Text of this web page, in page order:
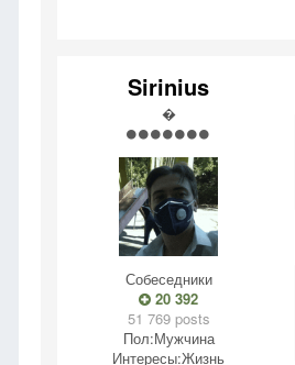
Sirinius
�
Собеседники
20 392
51 769 posts
Пол:Мужчина
Интересы:Жизнь